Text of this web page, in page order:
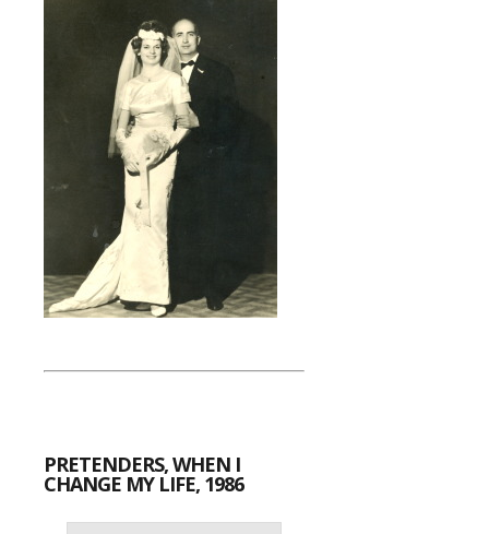
PRETENDERS, WHEN I
CHANGE MY LIFE, 1986